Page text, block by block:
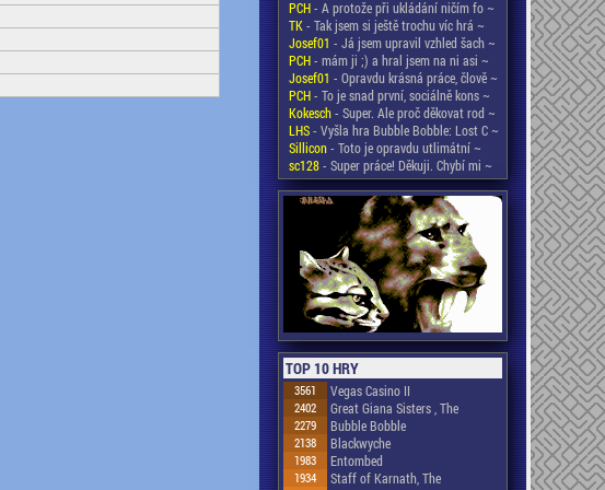
PCH- A protože při ukládání ničím fo ~
TK- Tak jsem si ještě trochu víc hrá ~
Josef01 - Já jsem upravil vzhled šach ~
PCH- mám ji ;) a hral jsem na ni asi ~
Josef01 - Opravdu krásná práce, člově ~
PCH- To je snad první, sociálně kons ~
Kokesch- Super. Ale proč děkovat rod ~
LHS- Vyšla hra Bubble Bobble: Lost C ~
Sillicon- Toto je opravdu utlimátní ~
sc128- Super práce! Děkuji. Chybí mi ~
TOP 10 HRY
3561 Vegas Casino II
2402 Great Giana Sisters , The
2279 Bubble Bobble
2138 Blackwyche
1983 Entombed
1934 Staff of Karnath, The